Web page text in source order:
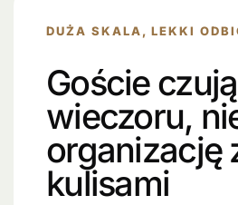
DUŻA SKALA, LEKKI
Goście
wieczoru,
organizację
kulisami